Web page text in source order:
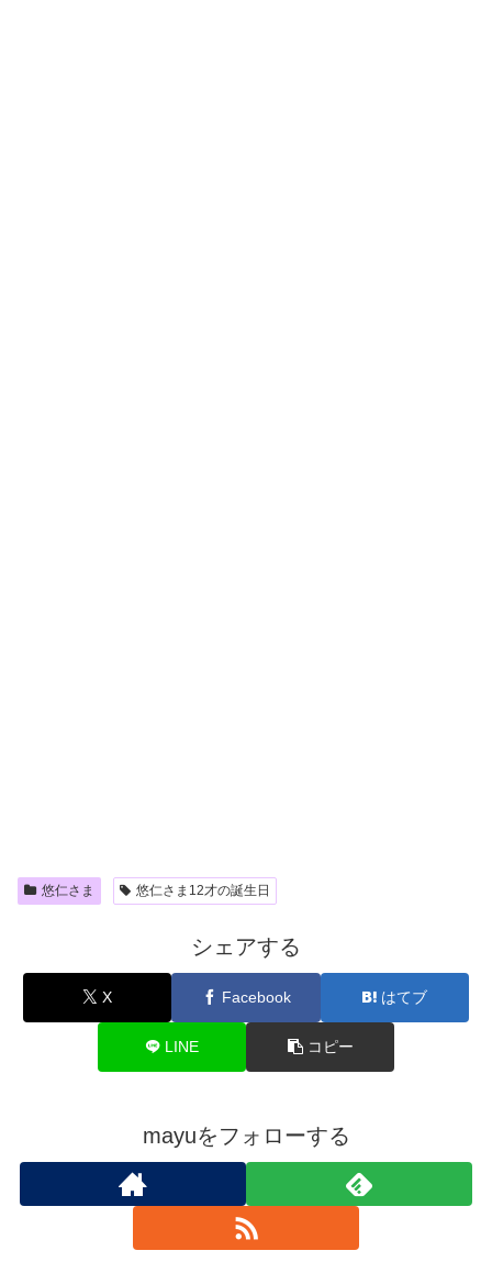
悠仁さま 悠仁さま12才の誕生日
シェアする
X Facebook はてブ
LINE コピー
mayuをフォローする